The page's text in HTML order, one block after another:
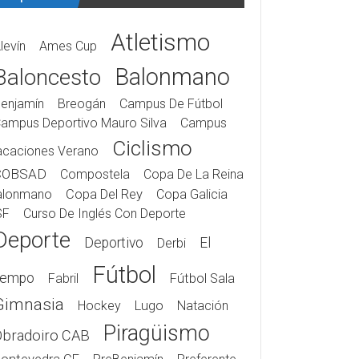
Ames Cup Atletismo
Balonmano
Breogán
Campus De Fútbol
Deportivo Mauro Silva
Campus
Verano
Ciclismo
Compostela
Copa De La Reina
Copa Del Rey
Copa Galicia
Curso De Inglés Con Deporte
Deportivo Derbi El
Fabril Fútbol Fútbol Sala
Hockey Lugo Natación
CAB Piragüismo